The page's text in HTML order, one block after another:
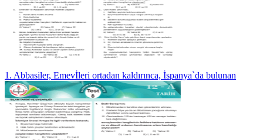
1. Abbasiler, Emevİleri ortadan kaldırınca, İspanya`da bulunan